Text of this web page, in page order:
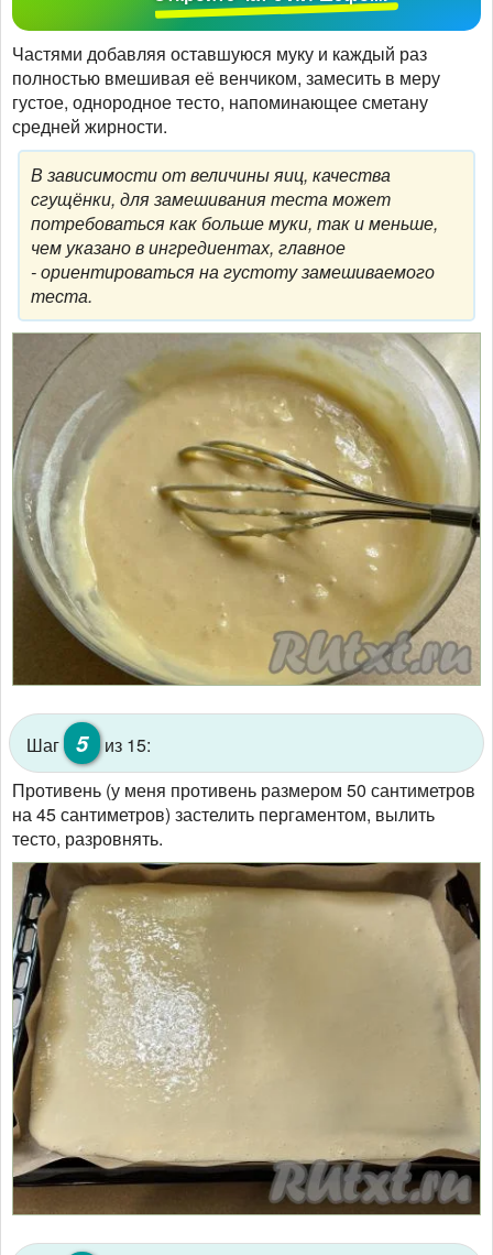
Частями добавляя оставшуюся муку и каждый раз
полностью вмешивая её венчиком, замесить в меру
густое, однородное тесто, напоминающее сметану
средней жирности.
В зависимости от величины яиц, качества
сгущёнки, для замешивания теста может
потребоваться как больше муки, так и меньше,
чем указано в ингредиентах, главное
- ориентироваться на густоту замешиваемого
теста.
Шаг 5
из 15:
Противень (у меня противень размером 50 сантиметров
на 45 сантиметров) застелить пергаментом, вылить
тесто, разровнять.